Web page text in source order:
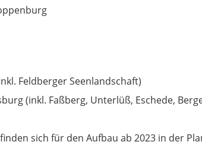
Feldberger Seenlandschaft)
(inkl. Faßberg, Unterlüß, Eschede,
sich für den Aufbau ab 2023 in der